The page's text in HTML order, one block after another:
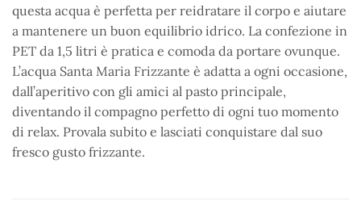
questa acqua è perfetta per reidratare il corpo e aiutare
a mantenere un buon equilibrio idrico. La confezione in
PET da 1,5 litri è pratica e comoda da portare ovunque.
L’acqua Santa Maria Frizzante è adatta a ogni occasione,
dall’aperitivo con gli amici al pasto principale,
diventando il compagno perfetto di ogni tuo momento
di relax. Provala subito e lasciati conquistare dal suo
fresco gusto frizzante.